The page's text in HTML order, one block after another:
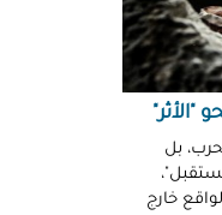
"الأثر"
بل
خارج